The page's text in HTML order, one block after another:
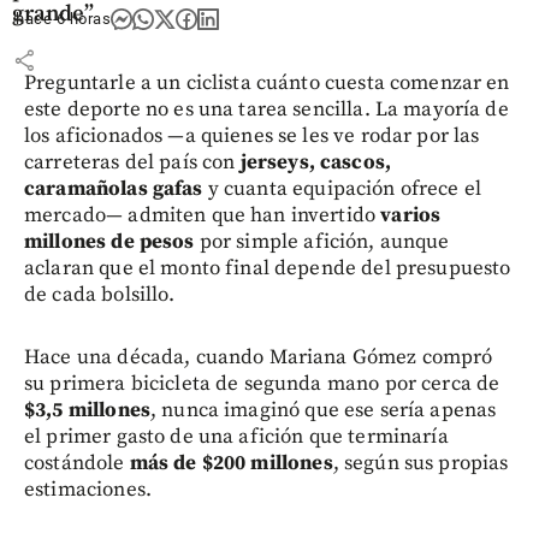
grande”
share
hace 6 horas
Preguntarle a un ciclista cuánto cuesta comenzar en
este deporte no es una tarea sencilla. La mayoría de
los aficionados —a quienes se les ve rodar por las
carreteras del país con jerseys, cascos,
caramañolas gafas y cuanta equipación ofrece el
mercado— admiten que han invertidovarios
millones de pesos por simple afición, aunque
aclaran que el monto final depende del presupuesto
de cada bolsillo.
Hace una década, cuando Mariana Gómez compró
su primera bicicleta de segunda mano por cerca de
$3,5 millones, nunca imaginó que ese sería apenas
el primer gasto de una afición que terminaría
costándole más de $200 millones, según sus propias
estimaciones.